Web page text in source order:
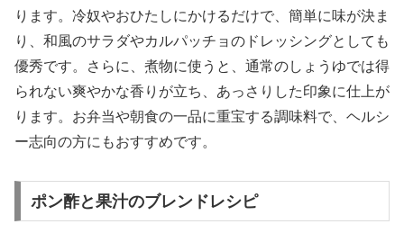
ります。冷奴やおひたしにかけるだけで、簡単に味が決ま
り、和風のサラダやカルパッチョのドレッシングとしても
優秀です。さらに、煮物に使うと、通常のしょうゆでは得
られない爽やかな香りが立ち、あっさりした印象に仕上が
ります。お弁当や朝食の一品に重宝する調味料で、ヘルシ
ー志向の方にもおすすめです。
ポン酢と果汁のブレンドレシピ